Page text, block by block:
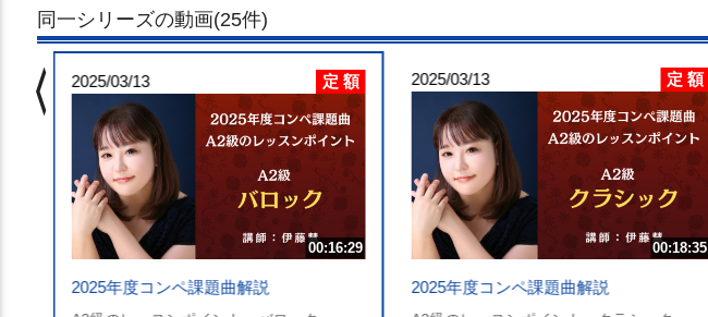
同一シリーズの動画(25件)
2025/03/13 定 額
00:16:29
2025年度コンペ課題曲解説
2025/03/13 定 額
00:18:35
2025年度コンペ課題曲解説
chevron_left